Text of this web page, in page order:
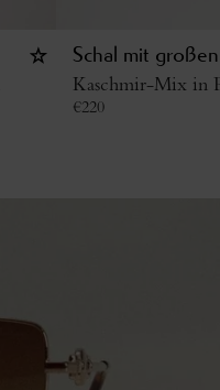
Schal mit
Kaschmir-Mix in
€220